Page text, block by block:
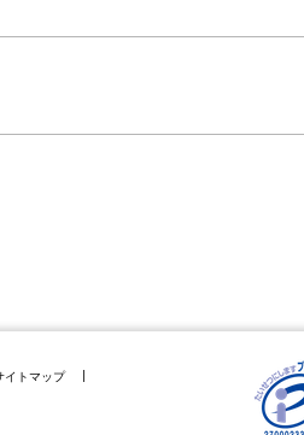
イトマップ